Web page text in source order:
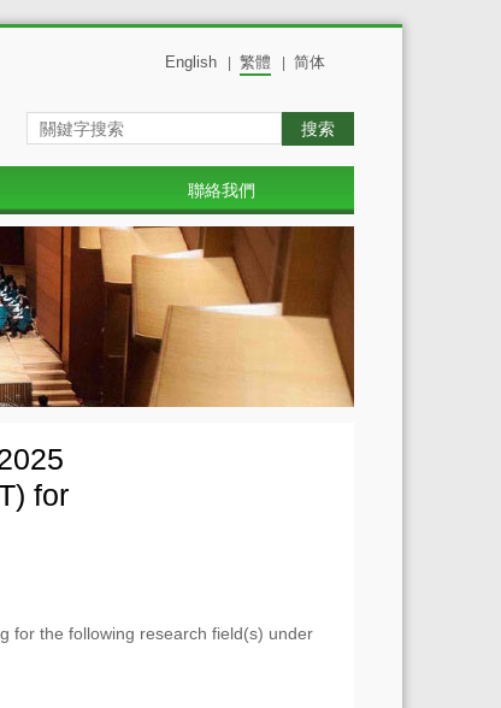
English 繁體 简体
搜索
聯絡我們
for
for the following research field(s) under